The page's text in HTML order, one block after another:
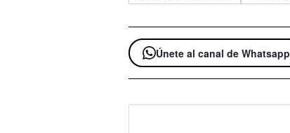
Únete al canal de Whatsapp